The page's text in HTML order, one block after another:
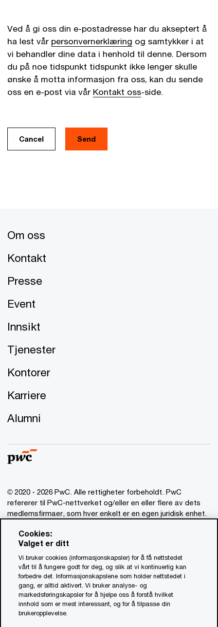
Ved å gi oss din e-postadresse har du akseptert å
ha lest vår personvernerklæring og samtykker i at
vi behandler dine data i henhold til denne. Dersom
du på noe tidspunkt tidspunkt ikke lenger skulle
ønske å motta informasjon fra oss, kan du sende
oss en e-post via vår Kontakt oss-side.
Cancel
Om oss
Kontakt
Presse
Event
Innsikt
Tjenester
Kontorer
Karriere
Alumni
© 2020 - 2026 PwC. Alle rettigheter forbeholdt. PwC
refererer til PwC-nettverket og/eller en eller flere av dets
medlemsfirmaer, som hver enkelt er en egen juridisk enhet.
Ansvarsbegrensning
Om utgiver
Standardvilkår
Åpenhetsrapport
Åpenhetsloven PwC (PDF, 0.9 MB)
Cookies:
Valget er ditt
Vi bruker cookies (informasjonskapsler) for å få nettstedet
vårt til å fungere godt for deg, og slik at vi kontinuerlig kan
forbedre det. Informasjonskapslene som holder nettstedet i
gang, er alltid aktivert. Vi bruker analyse- og
markedsføringskapsler for å hjelpe oss å forstå hvilket
innhold som er mest interessant, og for å tilpasse din
brukeropplevelse.